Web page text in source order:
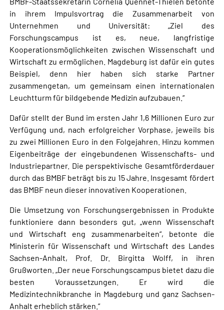
in ihrem Impulsvortrag die Zusammenarbeit von
Unternehmen und Universität: „Ziel des
Forschungscampus ist es, neue, langfristige
Kooperationsmöglichkeiten zwischen Wissenschaft und
Wirtschaft zu ermöglichen. Magdeburg ist dafür ein gutes
Beispiel, denn hier haben sich starke Partner
zusammengetan, um gemeinsam einen internationalen
Leuchtturm für bildgebende Medizin aufzubauen.“
Dafür stellt der Bund im ersten Jahr 1,6 Millionen Euro zur
Verfügung und, nach erfolgreicher Vorphase, jeweils bis
zu zwei Millionen Euro in den Folgejahren. Hinzu kommen
Eigenbeiträge der eingebundenen Wissenschafts- und
Industriepartner. Die perspektivische Gesamtförderdauer
durch das BMBF beträgt bis zu 15 Jahre. Insgesamt fördert
das BMBF neun dieser innovativen Kooperationen.
Die Umsetzung von Forschungsergebnissen in Produkte
funktioniere dann besonders gut, „wenn Wissenschaft
und Wirtschaft eng zusammenarbeiten“, betonte die
Ministerin für Wissenschaft und Wirtschaft des Landes
Sachsen-Anhalt, Prof. Dr. Birgitta Wolff, in ihren
Grußworten. „Der neue Forschungscampus bietet dazu die
besten Voraussetzungen. Er wird die
Medizintechnikbranche in Magdeburg und ganz Sachsen-
Anhalt erheblich stärken.“